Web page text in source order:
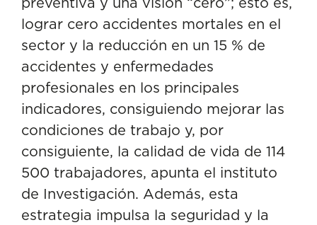
lograr cero accidentes mortales en el
sector y la reducción en un 15 % de
accidentes y enfermedades
profesionales en los principales
indicadores, consiguiendo mejorar las
condiciones de trabajo y, por
consiguiente, la calidad de vida de 114
500 trabajadores, apunta el instituto
de Investigación. Además, esta
estrategia impulsa la seguridad y la